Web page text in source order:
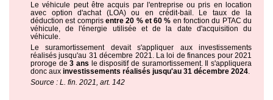
Le véhicule peut être acquis par l'entreprise ou pris en location
avec option d'achat (LOA) ou en crédit-bail. Le taux de la
déduction est compris entre 20 % et 60 % en fonction du PTAC du
véhicule, de l'énergie utilisée et de la date d'acquisition du
véhicule.
Le suramortissement devait s'appliquer aux investissements
réalisés jusqu'au 31 décembre 2021. La loi de finances pour 2021
proroge de3 ans le dispositif de suramortissement. Il s'appliquera
donc aux investissements réalisés jusqu'au 31 décembre 2024.
Source : L. fin. 2021, art. 142